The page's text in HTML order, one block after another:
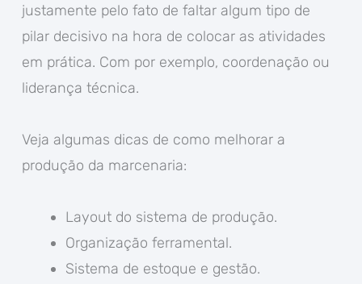
justamente pelo fato de faltar algum tipo de
pilar decisivo na hora de colocar as atividades
em prática. Com por exemplo, coordenação ou
liderança técnica.
Veja algumas dicas de como melhorar a
produção da marcenaria:
Layout do sistema de produção.
Organização ferramental.
Sistema de estoque e gestão.